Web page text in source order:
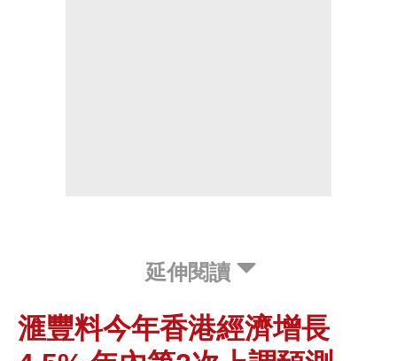
延伸閱讀
滙豐料今年香港經濟增長